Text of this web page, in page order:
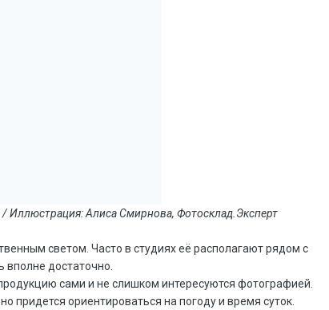
Иллюстрация: Алиса Смирнова, Фотосклад.Эксперт
светом. Часто в студиях её располагают рядом с
достаточно.
сами и не слишком интересуются фотографией.
придется ориентироваться на погоду и время суток.